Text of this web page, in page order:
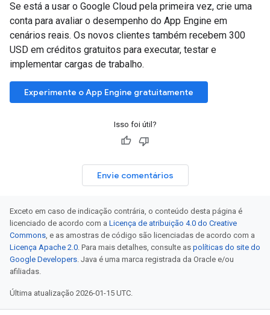
Se está a usar o Google Cloud pela primeira vez, crie uma
conta para avaliar o desempenho do App Engine em
cenários reais. Os novos clientes também recebem 300
USD em créditos gratuitos para executar, testar e
implementar cargas de trabalho.
Experimente o App Engine gratuitamente
Isso foi útil?
Envie comentários
Exceto em caso de indicação contrária, o conteúdo desta página é
licenciado de acordo com a Licença de atribuição 4.0 do Creative
Commons, e as amostras de código são licenciadas de acordo com a
Licença Apache 2.0. Para mais detalhes, consulte as políticas do site do
Google Developers. Java é uma marca registrada da Oracle e/ou
afiliadas.
Última atualização 2026-01-15 UTC.